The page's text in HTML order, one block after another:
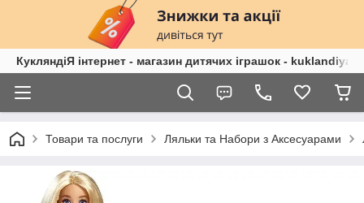
КукляндіЯ інтернет - магазин дитячих іграшок -
Товари та послуги Ляльки та Набори з Аксесуарами